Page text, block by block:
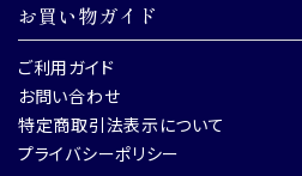
お買い物ガイド
ご利用ガイド
お問い合わせ
特定商取引法表示について
プライバシーポリシー